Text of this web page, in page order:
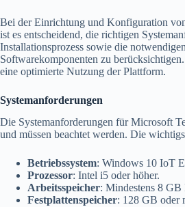
Bei der Einrichtung und Konfiguration
ist es entscheidend, die richtigen
Installationsprozess sowie die
Softwarekomponenten zu
eine optimierte Nutzung der Plattform.
Systemanforderungen
Die Systemanforderungen für Microsoft
und müssen beachtet werden. Die
Betriebssystem: Windows 10 IoT
Prozessor: Intel i5 oder höher.
Arbeitsspeicher: Mindestens 8
Festplattenspeicher: 128 GB oder